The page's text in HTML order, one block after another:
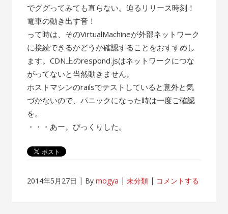
でググってみても直らない。迫るリリース時刻！
電車の動き出す音！
って時は、そのVirtualMachineが外部ネットワーク
に接続できるかどうか確認することをおすすめし
ます。CDN上のrespond.jsはネットワークにつな
がってないと当然動きません。
ホストマシンのrailsでテストしていると意外と気
づかないので、パニックになった時は一度ご確認
を。
・・・あー。びっくりした。
2014年5月27日 Bymogya 未分類 コメントする